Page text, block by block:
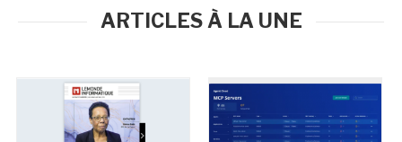
ARTICLES À LA UNE